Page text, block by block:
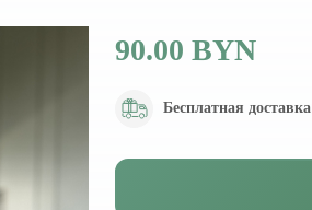
90.00 BYN
Бесплатная доставка